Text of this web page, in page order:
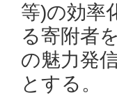
等)の効率
る寄附者
の魅力発
とする。